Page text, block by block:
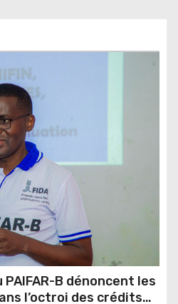
B dénoncent les
l’octroi des crédits